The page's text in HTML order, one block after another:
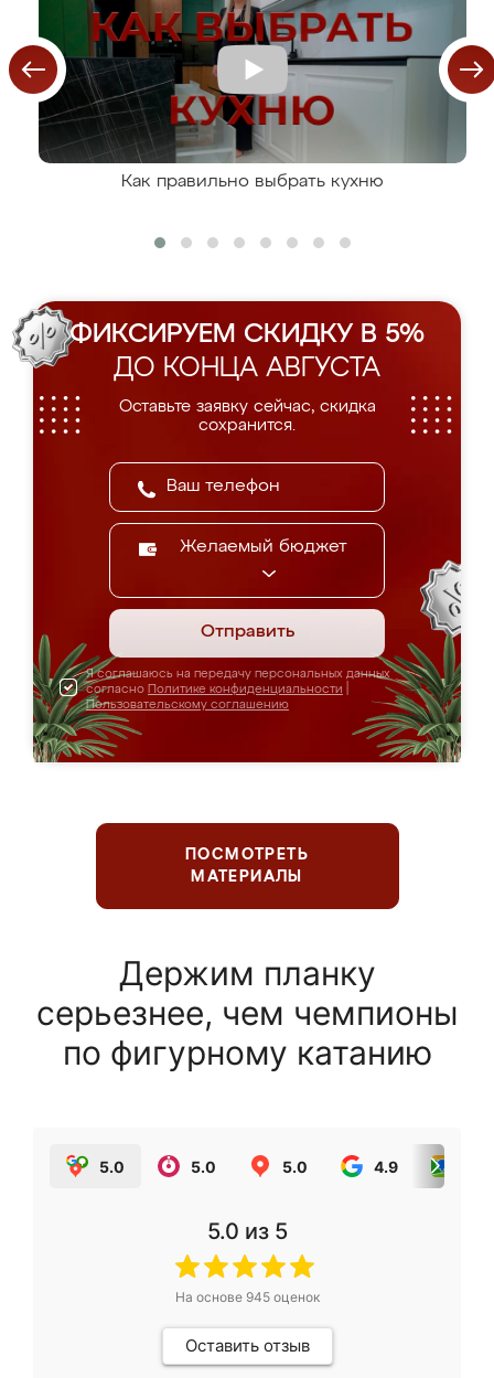
Как правильно выбрать кухню
ФИКСИРУЕМ СКИДКУ В 5%
ДО КОНЦА АВГУСТА
Оставьте заявку сейчас, скидка
сохранится.
Желаемый бюджет
Отправить
Я соглашаюсь на передачу персональных данных
согласно Политике конфиденциальности
Пользовательскому соглашению
ПОСМОТРЕТЬ
МАТЕРИАЛЫ
Держим планку
серьезнее, чем чемпионы
по фигурному катанию
5.0 5.0 5.0 4.9
5.0 из 5
На основе 945оценок
Оставить отзыв